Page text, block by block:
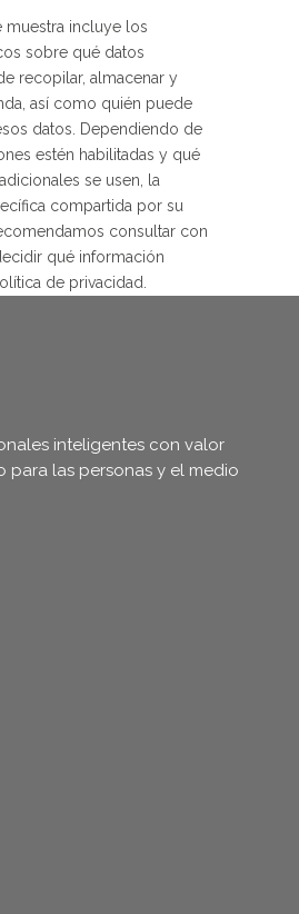
muestra incluye los
sobre qué datos
recopilar, almacenar y
así como quién puede
datos. Dependiendo de
estén habilitadas y qué
se usen, la
compartida por su
consultar con
qué información
de privacidad.
inteligentes con valor
para las personas y el medio